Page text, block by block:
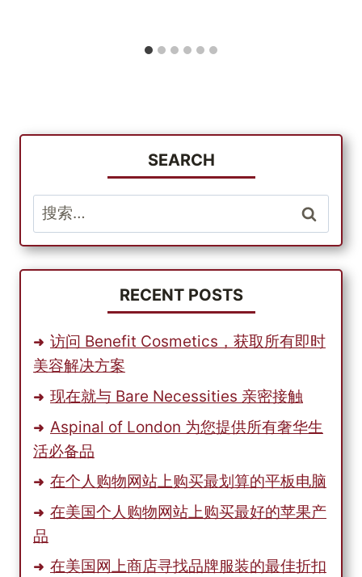
SEARCH
搜
索：
RECENT POSTS
访问 Benefit Cosmetics，获取所有即时
美容解决方案
现在就与 Bare Necessities 亲密接触
Aspinal of London 为您提供所有奢华生
活必备品
在个人购物网站上购买最划算的平板电脑
在美国个人购物网站上购买最好的苹果产
品
在美国网上商店寻找品牌服装的最佳折扣